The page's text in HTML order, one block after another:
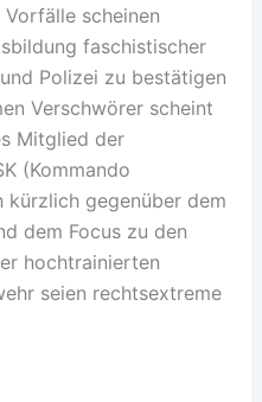
Vorfälle scheinen
faschistischer
Polizei zu bestätigen
Verschwörer scheint
Mitglied der
(Kommando
gegenüber dem
dem Focus zu den
hochtrainierten
seien rechtsextreme